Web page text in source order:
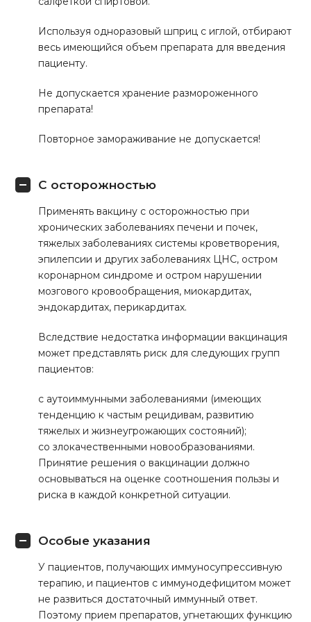
Используя одноразовый шприц с иглой, отбирают
весь имеющийся объем препарата для введения
пациенту.
Не допускается хранение размороженного
препарата!
Повторное замораживание не допускается!
С осторожностью
Применять вакцину с осторожностью при
хронических заболеваниях печени и почек,
тяжелых заболеваниях системы кроветворения,
эпилепсии и других заболеваниях ЦНС, остром
коронарном синдроме и остром нарушении
мозгового кровообращения, миокардитах,
эндокардитах, перикардитах.
Вследствие недостатка информации вакцинация
может представлять риск для следующих групп
пациентов:
с аутоиммунными заболеваниями (имеющих
тенденцию к частым рецидивам, развитию
тяжелых и жизнеугрожающих состояний);
со злокачественными новообразованиями.
Принятие решения о вакцинации должно
основываться на оценке соотношения пользы и
риска в каждой конкретной ситуации.
Особые указания
У пациентов, получающих иммуносупрессивную
терапию, и пациентов с иммунодефицитом может
не развиться достаточный иммунный ответ.
Поэтому прием препаратов, угнетающих функцию